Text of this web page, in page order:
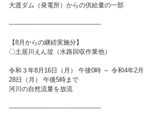
大渡ダム（発電所）からの供給量の一部
-----------------------------------------------
【8月からの継続実施分】
〇土居川えん堤（水路回収作業他）
令和３年8月16日（月） 午後0時 ～ 令和4年2月
28日（月） 午後5時まで
河川の自然流量を放流
-----------------------------------------------